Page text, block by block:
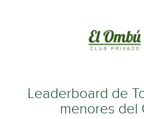
Leaderboard de
menores del